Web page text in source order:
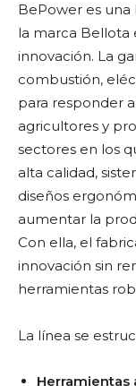
BePower es
la marca Bellota
innovación. La
combustión,
para responder
agricultores y
sectores en los
alta calidad,
diseños
aumentar la
Con ella, el
innovación sin
herramientas
La línea se
Herramientas